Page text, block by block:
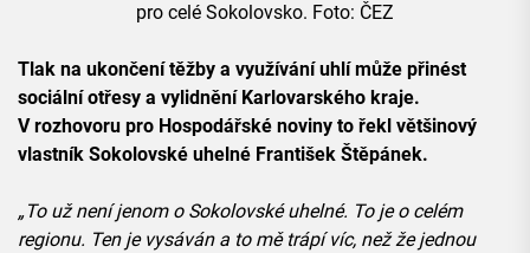
pro celé Sokolovsko. Foto: ČEZ
Tlak na ukončení těžby a využívání uhlí může přinést
sociální otřesy a vylidnění Karlovarského kraje.
V rozhovoru pro Hospodářské noviny to řekl většinový
vlastník Sokolovské uhelné František Štěpánek.
„To už není jenom o Sokolovské uhelné. To je o celém
regionu. Ten je vysáván a to mě trápí víc, než že jednou